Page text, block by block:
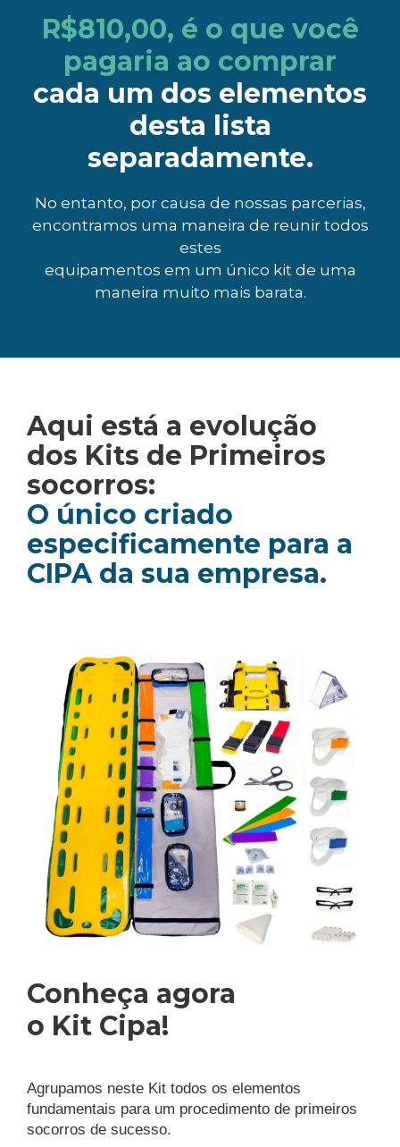
R$810,00, é o que você
pagaria ao comprar
cada um dos elementos
desta lista
separadamente.
No entanto, por causa de nossas parcerias,
encontramos uma maneira de reunir todos
estes
equipamentos em um único kit de uma
maneira muito mais barata.
Aqui está a evolução
dos Kits de Primeiros
socorros:
O único criado
especificamente para a
CIPA da sua empresa.
Conheça agora
o Kit Cipa!
Agrupamos neste Kit todos os elementos
fundamentais para um procedimento de primeiros
socorros de sucesso.